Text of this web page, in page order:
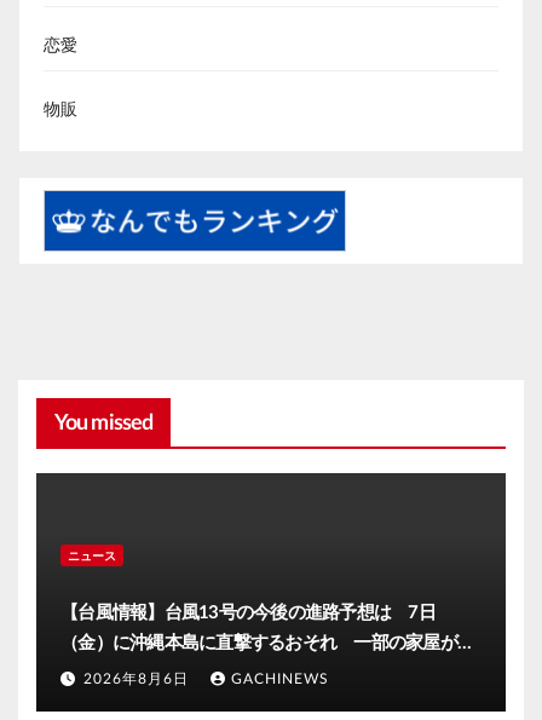
恋愛
物販
You missed
ニュース
【台風情報】台風13号の今後の進路予想は 7日
（金）に沖縄本島に直撃するおそれ 一部の家屋が倒
壊するおそれがある猛烈な風が吹く見込み(FNNプライ
2026年8月6日 GACHINEWS